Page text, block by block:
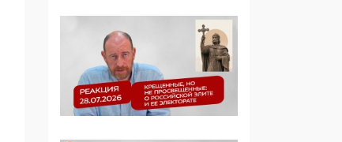
Манифест против
семьи и традиционных
ценностей: «Новые
люди» поднимают
электорат феминисток
на битву с
мужчинами-«бабуинам